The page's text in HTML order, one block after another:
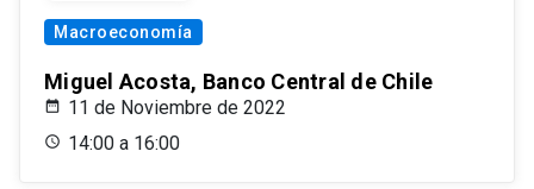
Macroeconomía
Miguel Acosta, Banco Central de Chile
11 de Noviembre de 2022
14:00 a 16:00